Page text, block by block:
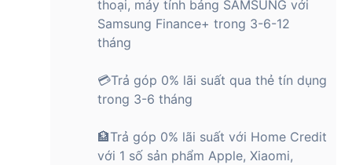
thoại, máy tính bảng SAMSUNG với
Samsung Finance+ trong 3-6-12
tháng
💳Trả góp 0% lãi suất qua thẻ tín dụng
trong 3-6 tháng
🏦Trả góp 0% lãi suất với Home Credit
với 1 số sản phẩm Apple, Xiaomi,